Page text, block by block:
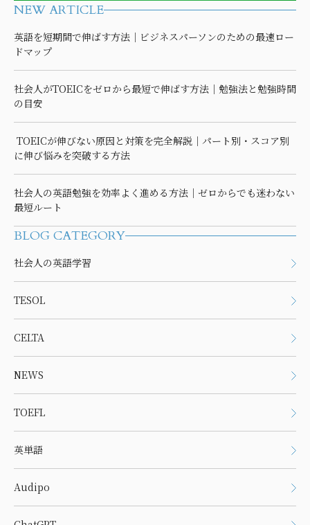
NEW ARTICLE
英語を短期間で伸ばす方法｜ビジネスパーソンのための最速ロー
ドマップ
社会人がTOEICをゼロから最短で伸ばす方法｜勉強法と勉強時間
の目安
TOEICが伸びない原因と対策を完全解説｜パート別・スコア別
に伸び悩みを突破する方法
社会人の英語勉強を効率よく進める方法｜ゼロからでも迷わない
最短ルート
BLOG CATEGORY
社会人の英語学習
TESOL
CELTA
NEWS
TOEFL
英単語
Audipo